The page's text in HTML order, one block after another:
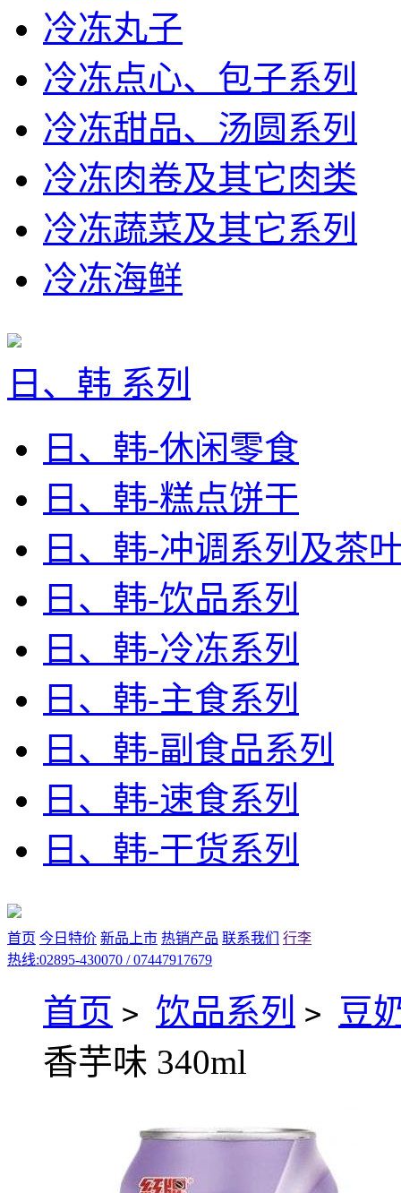
冷冻丸子
冷冻点心、包子系列
冷冻甜品、汤圆系列
冷冻肉卷及其它肉类
冷冻蔬菜及其它系列
冷冻海鲜
日、韩 系列
日、韩-休闲零食
日、韩-糕点饼干
日、韩-冲调系列及茶
日、韩-饮品系列
日、韩-冷冻系列
日、韩-主食系列
日、韩-副食品系列
日、韩-速食系列
日、韩-干货系列
首页 今日特价 新品上市 热销产品 联系我们
行李
热线:02895-430070 / 07447917679
首页 > 饮品系列 > 豆
香芋味 340ml